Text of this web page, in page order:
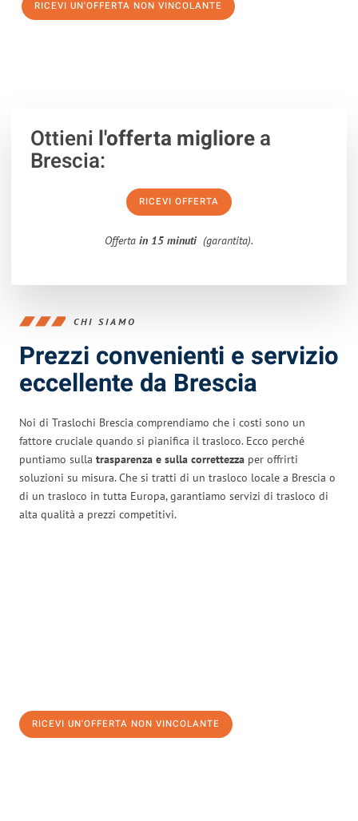
RICEVI UN'OFFERTA NON VINCOLANTE
Ottieni l'offerta migliorea
Brescia:
RICEVI OFFERTA
Offerta in 15 minuti (garantita).
CHI SIAMO
Prezzi convenienti e servizio
eccellente da Brescia
Noi di Traslochi Brescia comprendiamo che i costi sono un
fattore cruciale quando si pianifica il trasloco. Ecco perché
puntiamo sulla trasparenza e sulla correttezza per offrirti
soluzioni su misura. Che si tratti di un trasloco locale a Brescia o
di un trasloco in tutta Europa, garantiamo servizi di trasloco di
alta qualità a prezzi competitivi.
RICEVI UN'OFFERTA NON VINCOLANTE